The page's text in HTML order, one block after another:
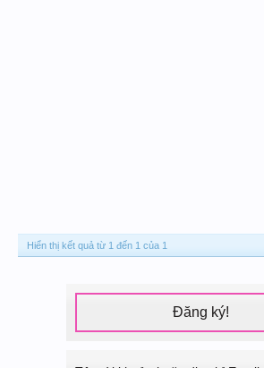
Hiển thị kết quả từ 1 đến 1 của 1
Đăng ký!